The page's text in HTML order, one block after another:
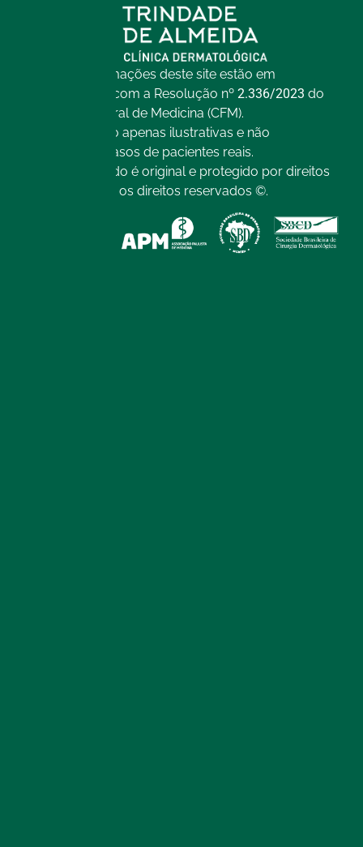
Todas as informações deste site estão em
conformidade com a Resolução nº 2.336/2023 do
Conselho Federal de Medicina (CFM).
As imagens são apenas ilustrativas e não
representam casos de pacientes reais.
Todo o conteúdo é original e protegido por direitos
autorais. Todos os direitos reservados ©.